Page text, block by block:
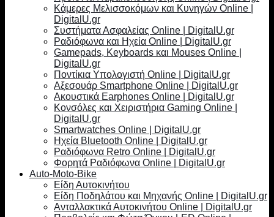
Κάμερες Μελισσοκόμων και Κυνηγών Online |
DigitalU.gr
Συστήματα Ασφαλείας Online | DigitalU.gr
Ραδιόφωνα και Ηχεία Online | DigitalU.gr
Gamepads, Keyboards και Mouses Online |
DigitalU.gr
Ποντίκια Υπολογιστή Online | DigitalU.gr
Αξεσουάρ Smartphone Online | DigitalU.gr
Ακουστικά Earphones Online | DigitalU.gr
Κονσόλες και Χειριστήρια Gaming Online |
DigitalU.gr
Smartwatches Online | DigitalU.gr
Ηχεία Bluetooth Online | DigitalU.gr
Ραδιόφωνα Retro Online | DigitalU.gr
Φορητά Ραδιόφωνα Online | DigitalU.gr
Auto-Moto-Bike
Είδη Αυτοκινήτου
Είδη Ποδηλάτου και Μηχανής Online | DigitalU.gr
Ανταλλακτικά Αυτοκινήτου Online | DigitalU.gr